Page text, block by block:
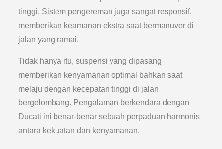
tinggi. Sistem pengereman juga sangat responsif,
memberikan keamanan ekstra saat bermanuver di
jalan yang ramai.
Tidak hanya itu, suspensi yang dipasang
memberikan kenyamanan optimal bahkan saat
melaju dengan kecepatan tinggi di jalan
bergelombang. Pengalaman berkendara dengan
Ducati ini benar-benar sebuah perpaduan harmonis
antara kekuatan dan kenyamanan.